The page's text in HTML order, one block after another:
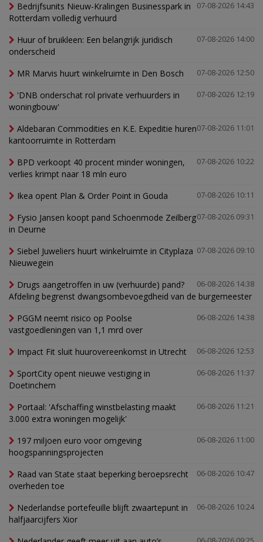
07-08-2026 14:43
Bedrijfsunits Nieuw-Kralingen Businesspark in
Rotterdam volledig verhuurd
07-08-2026 14:00
Huur of bruikleen: Een belangrijk juridisch
onderscheid
07-08-2026 12:50
MR Marvis huurt winkelruimte in Den Bosch
07-08-2026 12:19
'DNB onderschat rol private verhuurders in
woningbouw'
07-08-2026 11:01
Aldebaran Commodities en K.E. Expeditie huren
kantoorruimte in Rotterdam
07-08-2026 10:22
BPD verkoopt 40 procent minder woningen,
verlies krimpt naar 18 mln euro
07-08-2026 10:11
Ikea opent Plan & Order Point in Gouda
07-08-2026 09:31
Fysio Jansen koopt pand Schoenmode Zeilberg
in Deurne
07-08-2026 09:10
Siebel Juweliers huurt winkelruimte in Cityplaza
Nieuwegein
06-08-2026 14:38
Drugs aangetroffen in uw (verhuurde) pand?
Afdeling begrenst dwangsombevoegdheid van de burgemeester
06-08-2026 14:38
PGGM neemt risico op Poolse
vastgoedleningen van 1,1 mrd over
06-08-2026 12:53
Impact Fit sluit huurovereenkomst in Utrecht
06-08-2026 11:37
SportCity opent nieuwe vestiging in
Doetinchem
06-08-2026 11:21
Portaal: 'Afschaffing winstbelasting maakt
3.000 extra woningen mogelijk'
06-08-2026 11:00
197 miljoen euro voor omgeving
hoogspanningsprojecten
06-08-2026 10:47
Raad van State staat beperking beroepsrecht
overheden toe
06-08-2026 10:24
Nederlandse portefeuille blijft zwaartepunt in
halfjaarcijfers Xior